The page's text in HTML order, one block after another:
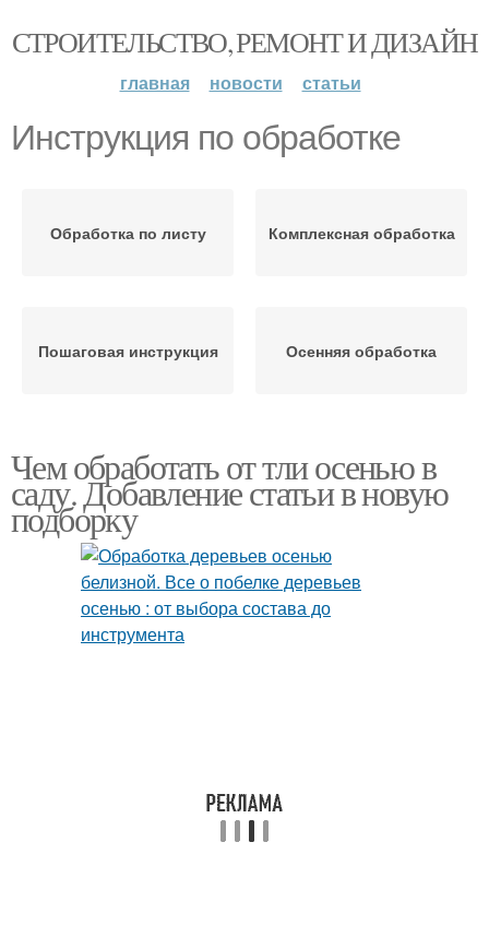
СТРОИТЕЛЬСТВО, РЕМОНТ И ДИЗАЙН
главная новости статьи
Инструкция по обработке
Обработка по листу Комплексная обработка
Пошаговая инструкция Осенняя обработка
Чем обработать от тли осенью в
саду. Добавление статьи в новую
подборку